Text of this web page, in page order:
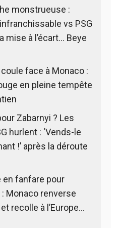
monstrueuse :
vs PSG
mise à l’écart… Beye
face à Monaco :
en pleine tempête
Zabarnyi ? Les
hurlent : ‘Vends-le
!’ après la déroute
en fanfare pour
: Monaco renverse
recolle à l’Europe…